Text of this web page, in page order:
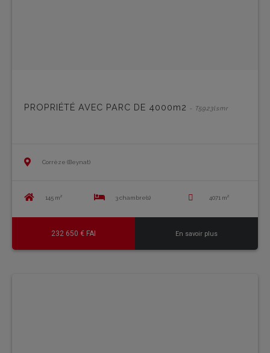
PROPRIÉTÉ AVEC PARC DE 4000m2 - T5923lsmr
Corrèze (Beynat)
145 m² 3 chambre(s) 4071 m²
232 650 € FAI En savoir plus